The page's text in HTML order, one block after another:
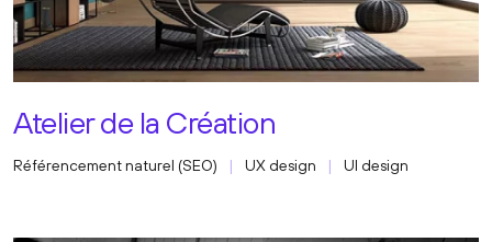
Atelier de la Création
Référencement naturel (SEO) UX design UI design